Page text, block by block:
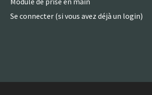
Se connecter (si vous avez déjà un login)